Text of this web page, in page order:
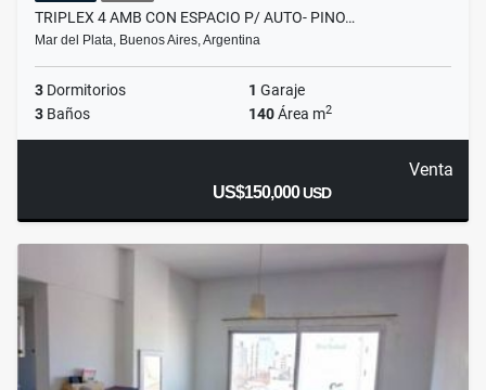
TRIPLEX 4 AMB CON ESPACIO P/ AUTO- PINO…
Mar del Plata, Buenos Aires, Argentina
3 Dormitorios 1 Garaje
3 Baños 140Área m2
Venta
US$150,000USD